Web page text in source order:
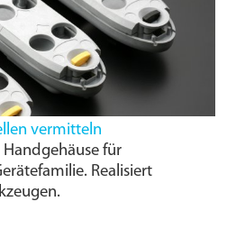
vermitteln
Handgehäuse für
Realisiert